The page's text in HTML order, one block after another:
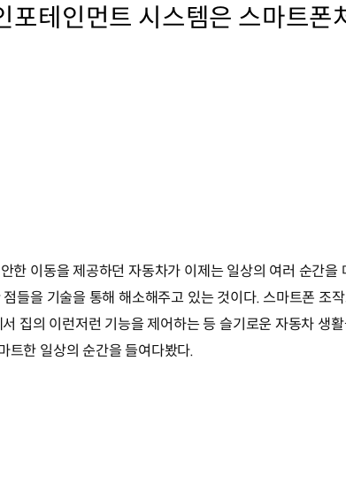
포테인먼트 시스템은 스마트폰
한 이동을 제공하던 자동차가 이제는 일상의 여러 순간
들을 기술을 통해 해소해주고 있는 것이다. 스마트폰 조
집의 이런저런 기능을 제어하는 등 슬기로운 자동차 생
트한 일상의 순간을 들여다봤다.